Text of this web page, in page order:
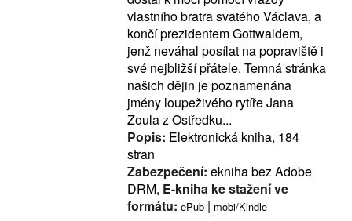
vlastního bratra svatého Václava, a
končí prezidentem Gottwaldem,
jenž neváhal posílat na popraviště i
své nejbližší přátele. Temná stránka
našich dějin je poznamenána
jmény loupeživého rytíře Jana
Zoula z Ostředku...
Popis: Elektronická kniha, 184
stran
Zabezpečení: ekniha bez Adobe
DRM, E-kniha ke stažení ve
formátu: ePub | mobi/Kindle